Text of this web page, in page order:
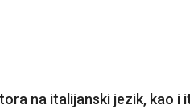
na italijanski jezik, kao i